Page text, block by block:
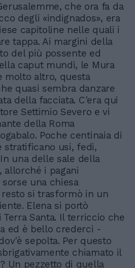
che ora fa da
degli «indignados», era
capitoline nelle quali i
tappa. Ai margini della
del più possente ed
caput mundi, le Mura
molto altro, questa
quasi sembra danzare
della facciata. C'era qui
Settimio Severo e vi
della Roma
Poche centinaia di
stratificano usi, fedi,
una delle sale della
allorché i pagani
una chiesa
resto si trasformò in un
Elena si portò
Santa. Il terriccio che
ed è bello crederci -
sepolta. Per questo
chiamato il
Un pezzetto di quella